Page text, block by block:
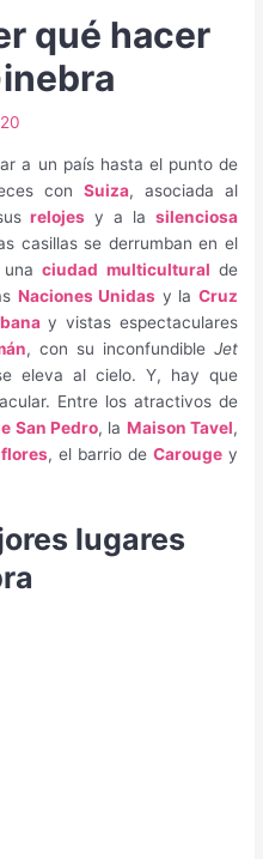
qué hacer
a un país hasta el punto de
con Suiza, asociada al
relojes y a la silenciosa
casillas se derrumban en el
unaciudad multicultural de
Naciones Unidas y la Cruz
y vistas espectaculares
, con su inconfundible Jet
eleva al cielo. Y, hay que
Entre los atractivos de
San Pedro, la Maison Tavel,
, el barrio de Carougey
lugares